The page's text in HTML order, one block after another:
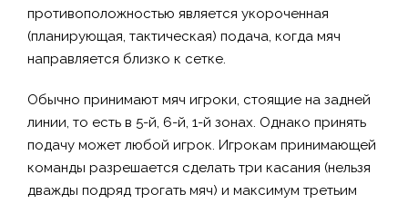
противоположностью является укороченная
(планирующая, тактическая) подача, когда мяч
направляется близко к сетке.
Обычно принимают мяч игроки, стоящие на задней
линии, то есть в 5-й, 6-й, 1-й зонах. Однако принять
подачу может любой игрок. Игрокам принимающей
команды разрешается сделать три касания (нельзя
дважды подряд трогать мяч) и максимум третьим